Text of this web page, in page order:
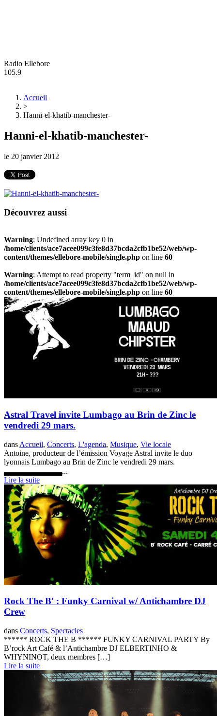
Radio Ellebore
105.9
Accueil
>
Hanni-el-khatib-manchester-
Hanni-el-khatib-manchester-
le 20 janvier 2012
Découvrez aussi
Warning: Undefined array key 0 in
/home/clients/ace7acee099c3fe8d37bcda2cfb1be52/web/wp-
content/themes/ellebore-mobile/single.php on line 60
Warning: Attempt to read property "term_id" on null in
/home/clients/ace7acee099c3fe8d37bcda2cfb1be52/web/wp-
content/themes/ellebore-mobile/single.php on line 60
Astral Travel invite Lumbago au Brin de Zinc le
vendredi 29 mars.
dans Accueil, Concerts, L'agenda, Musique, Vie locale
Antoine, producteur de l’émission Voyage Astral invite le duo
lyonnais Lumbago au Brin de Zinc le vendredi 29 mars.
▃▃▃▃▃▃▃▃▃▃...
Lire la suite
Rock The B' : Funky Carnival w/ Antichambre DJ
Crew
dans Concerts, Spectacles
****** ROCK THE B ****** FUNKY CARNIVAL PARTY By
B’rock Art Café & l’Antichambre DJ ELBERTINHO &
WHYNINOT, deux membres […]
Lire la suite